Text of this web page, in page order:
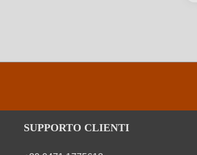
SUPPORTO CLIENTI